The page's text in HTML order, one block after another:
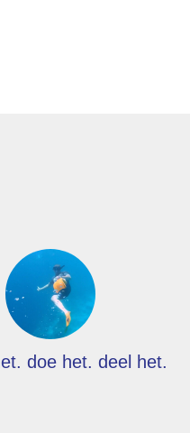
doe het. deel het.